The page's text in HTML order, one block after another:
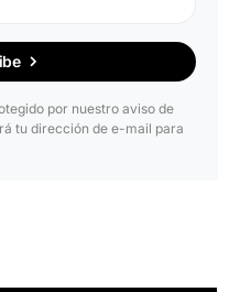
por nuestro aviso de
tu dirección de e-mail para